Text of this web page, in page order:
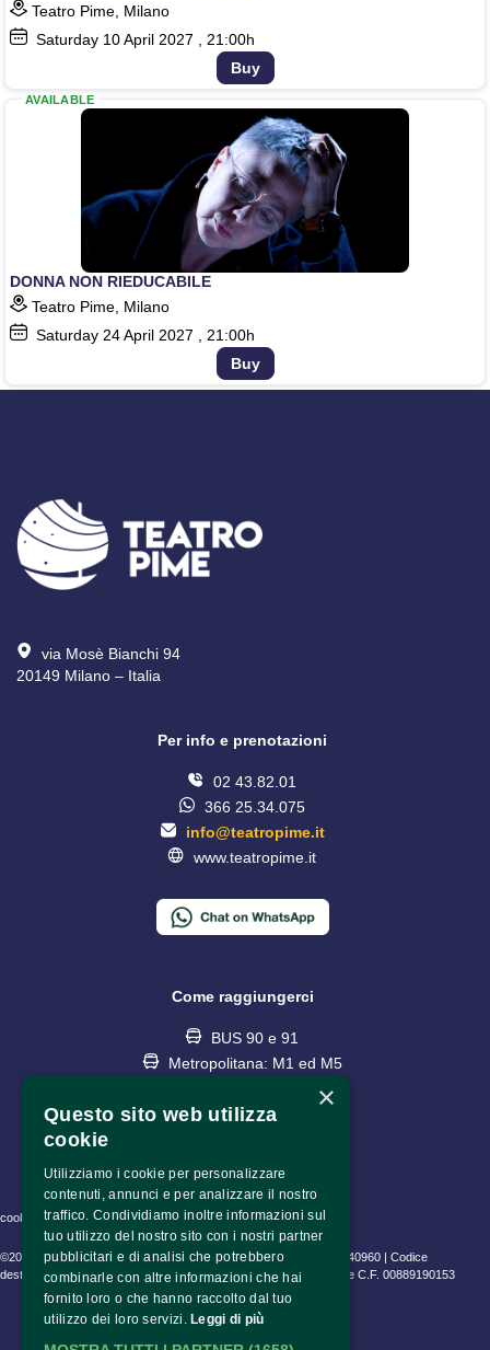
Teatro Pime, Milano
Saturday 10April 2027 , 21:00h
Buy
DONNA NON RIEDUCABILE
Teatro Pime, Milano
Saturday 24April 2027 , 21:00h
AVAILABLE
Buy
via Mosè Bianchi 94
20149 Milano – Italia
Per info e prenotazioni
02 43.82.01
366 25.34.075
info@teatropime.it
www.teatropime.it
Come raggiungerci
BUS 90 e 91
Metropolitana: M1 ed M5
fermata Lotto
cookie policy • privacy policy • informativa trattamento dati
©2023 Fondazione Pime Onlus C.F. 97486040153 e P.IVA 06630940960 | Codice
destinatario (SDI) SUBM70N | CEAM Srl P.IVA 10802530153 | Pime C.F. 00889190153
×
Questo sito web utilizza
cookie
Utilizziamo i cookie per personalizzare
contenuti, annunci e per analizzare il nostro
traffico. Condividiamo inoltre informazioni sul
tuo utilizzo del nostro sito con i nostri partner
pubblicitari e di analisi che potrebbero
combinarle con altre informazioni che hai
fornito loro o che hanno raccolto dal tuo
utilizzo dei loro servizi. Leggi di più